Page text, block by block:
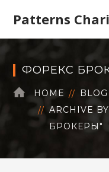
Patterns
ФОРЕКС
HOME
BLOG
ARCHIVE
БРОКЕРЫ"